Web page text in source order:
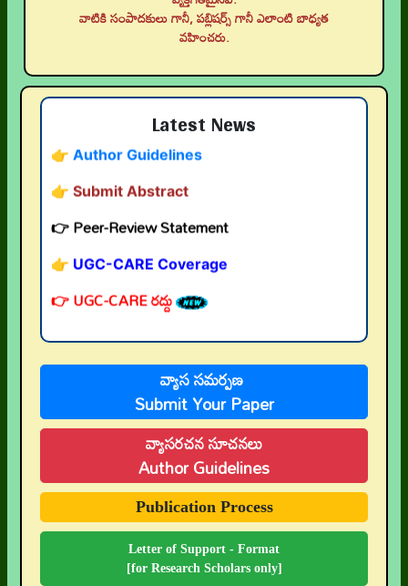
వాటికి సంపాదకులు గానీ, పబ్లిషర్స్ గానీ ఎలాంటి బాధ్యత
వహించరు.
Latest News
👉 Call for Papers
👉 Submit Abstract
👉 Peer-Review Statement
👉 UGC-CARE Coverage
👉 UGC-CARE రద్దు
వ్యాస సమర్పణ
Submit Your Paper
వ్యాసరచన సూచనలు
Author Guidelines
Publication Process
Letter of Support - Format
[for Research Scholars only]